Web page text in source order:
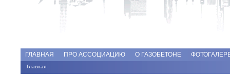
ГЛАВНАЯ ПРО АССОЦИАЦИЮ О ГАЗОБЕТОНЕ
Вы здесь
Главная